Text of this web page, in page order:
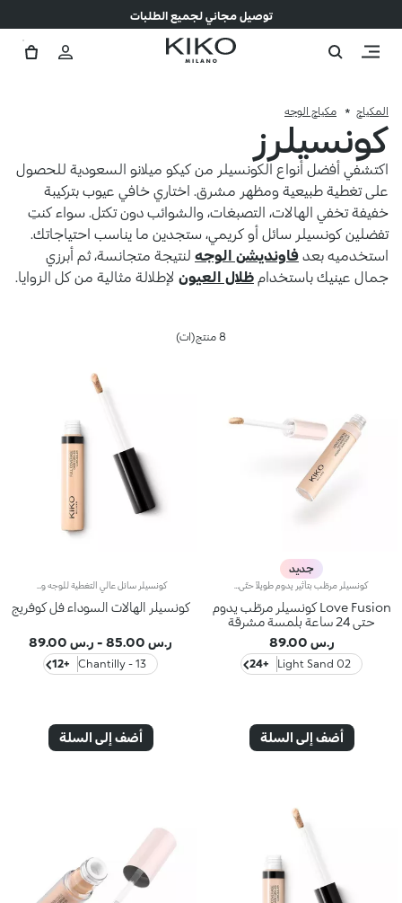
توصيل مجاني لجميع الطلبات
المكياج مكياج الوجه
كونسيلرز
اكتشفي أفضل أنواع الكونسيلر من كيكو ميلانو السعودية للحصول
على تغطية طبيعية ومظهر مشرق. اختاري خافي عيوب بتركيبة
خفيفة تخفي الهالات، التصبغات، والشوائب دون تكتل. سواء كنتِ
تفضلين كونسيلر سائل أو كريمي، ستجدين ما يناسب احتياجاتك.
استخدميه بعد فاونديشن الوجه لنتيجة متجانسة، ثم أبرزي
جمال عينيك باستخدام ظلال العيون لإطلالة مثالية من كل الزوايا.
8 منتج(ات)
جديد
Love Fusion كونسيلر مرطّب يدوم
حتى 24 ساعة بلمسة مشرقة
ر.س 89.00
02 Light Sand
+24
أضف إلى السلة
كونسيلر الهالات السوداء فل كوفريج
ر.س 85.00 - ر.س 89.00
13 - Chantilly
+12
أضف إلى السلة